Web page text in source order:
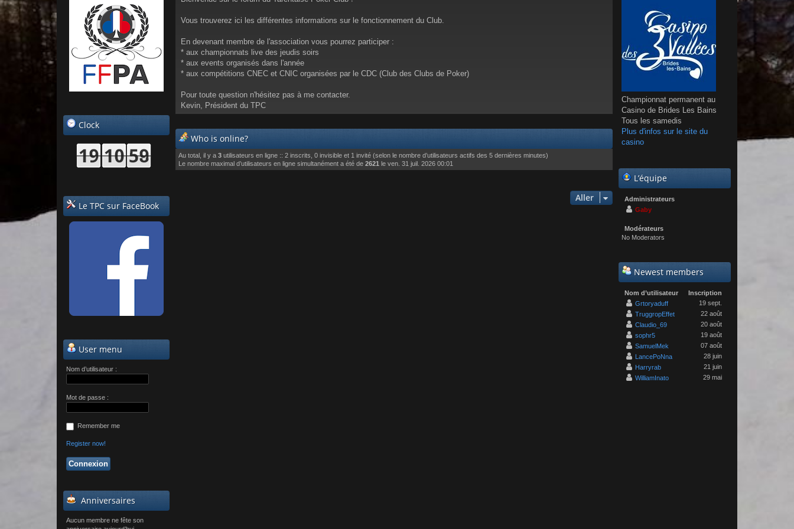
Vous trouverez ici les différentes informations sur le fonctionnement du Club.
En devenant membre de l'association vous pourrez participer :
* aux championnats live des jeudis soirs
* aux events organisés dans l'année
* aux compétitions CNEC et CNIC organisées par le CDC (Club des Clubs de Poker)
Pour toute question n'hésitez pas à me contacter.
Kevin, Président du TPC
Who is online?
Au total, il y a 3 utilisateurs en ligne :: 2 inscrits, 0 invisible et 1 invité (selon le nombre d’utilisateurs actifs des 5 dernières minutes)
Le nombre maximal d’utilisateurs en ligne simultanément a été de 2621 le ven. 31 juil. 2026 00:01
Aller
Clock
Le TPC sur FaceBook
User menu
Nom d’utilisateur :
Mot de passe :
Remember me
Register now!
Anniversaires
Aucun membre ne fête son
Championnat permanent au
Casino de Brides Les Bains
Tous les samedis
Plus d'infos sur le site du
casino
L’équipe
Administrateurs
Gaby
Modérateurs
No Moderators
Newest members
Nom d’utilisateur
Inscription
Grtoryaduff
19 sept.
TruggropEffet
22 août
Claudio_69
20 août
sophr5
19 août
SamuelMek
07 août
LancePoNna
28 juin
Harryrab
21 juin
WilliamInato
29 mai